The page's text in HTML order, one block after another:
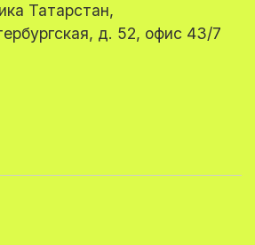
Татарстан,
д. 52, офис 43/7